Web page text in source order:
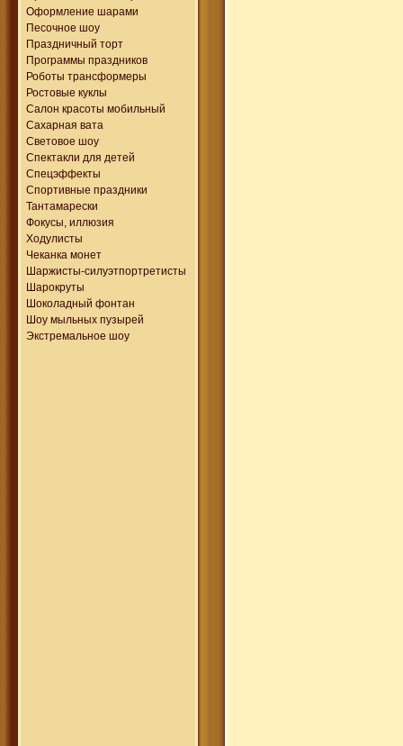
Оформление шарами
Песочное шоу
Праздничный торт
Программы праздников
Роботы трансформеры
Ростовые куклы
Салон красоты мобильный
Сахарная вата
Световое шоу
Спектакли для детей
Спецэффекты
Спортивные праздники
Тантамарески
Фокусы, иллюзия
Ходулисты
Чеканка монет
Шаржисты-силуэтпортретисты
Шарокруты
Шоколадный фонтан
Шоу мыльных пузырей
Экстремальное шоу